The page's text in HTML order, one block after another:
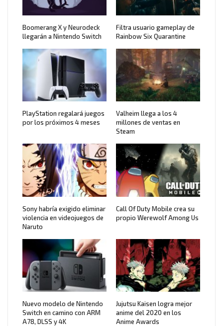
Boomerang X y Neurodeck
llegarán a Nintendo Switch
Filtra usuario gameplay de
Rainbow Six Quarantine
PlayStation regalará juegos
por los próximos 4 meses
Valheim llega a los 4
millones de ventas en
Steam
Sony habría exigido eliminar
violencia en videojuegos de
Naruto
Call Of Duty Mobile crea su
propio Werewolf Among Us
Nuevo modelo de Nintendo
Switch en camino con ARM
A78, DLSS y 4K
Jujutsu Kaisen logra mejor
anime del 2020 en los
Anime Awards